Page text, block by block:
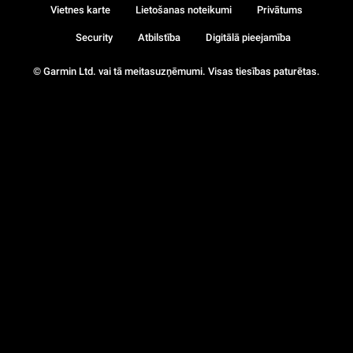
© Garmin Ltd. vai tā meitasuzņēmumi. Visas tiesības paturētas.
Vietnes karte Lietošanas noteikumi Privātums
Security Atbilstība Digitālā pieejamība